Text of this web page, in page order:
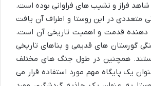
فراز و نشیب های فراوانی بوده است.
متعددی در این روستا و اطراف آن یافت
قدمت و اهمیت تاریخی آن است.
گورستان های قدیمی و بناهای تاریخی
همچنین در طول جنگ های مختلف
یک پایگاه مهم مورد استفاده قرار می